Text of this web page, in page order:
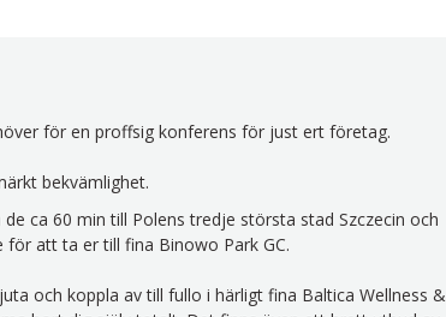
för en proffsig konferens för just ert företag.
bekvämlighet.
ca 60 min till Polens tredje största stad Szczecin och
att ta er till fina Binowo Park GC.
och koppla av till fullo i härligt fina Baltica Wellness &